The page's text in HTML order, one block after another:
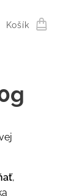
Košík
,